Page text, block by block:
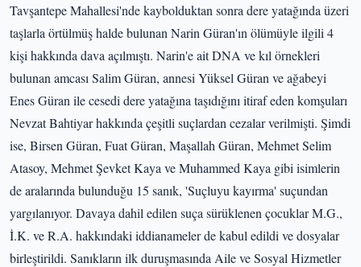
Tavşantepe Mahallesi'nde kaybolduktan sonra dere yatağında üzeri
taşlarla örtülmüş halde bulunan Narin Güran'ın ölümüyle ilgili 4
kişi hakkında dava açılmıştı. Narin'e ait DNA ve kıl örnekleri
bulunan amcası Salim Güran, annesi Yüksel Güran ve ağabeyi
Enes Güran ile cesedi dere yatağına taşıdığını itiraf eden komşuları
Nevzat Bahtiyar hakkında çeşitli suçlardan cezalar verilmişti. Şimdi
ise, Birsen Güran, Fuat Güran, Maşallah Güran, Mehmet Selim
Atasoy, Mehmet Şevket Kaya ve Muhammed Kaya gibi isimlerin
de aralarında bulunduğu 15 sanık, 'Suçluyu kayırma' suçundan
yargılanıyor. Davaya dahil edilen suça sürüklenen çocuklar M.G.,
İ.K. ve R.A. hakkındaki iddianameler de kabul edildi ve dosyalar
birleştirildi. Sanıkların ilk duruşmasında Aile ve Sosyal Hizmetler